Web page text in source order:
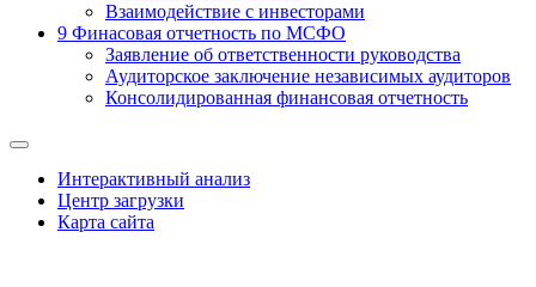
Взаимодействие с инвеcторами
9 Финасовая отчетность по МСФО
Заявление об ответственности руководства
Аудиторское заключение независимых аудиторов
Консолидированная финансовая отчетность
Интерактивный анализ
Центр загрузки
Карта сайта